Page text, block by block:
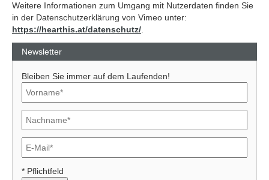
Weitere Informationen zum Umgang mit Nutzerdaten finden Sie
in der Datenschutzerklärung von Vimeo unter:
https://hearthis.at/datenschutz/.
Newsletter
Bleiben Sie immer auf dem Laufenden!
* Pflichtfeld